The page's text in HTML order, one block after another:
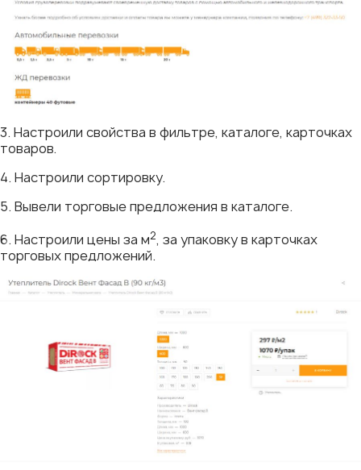
3. Настроили свойства в фильтре, каталоге, карточках
товаров.
4. Настроили сортировку.
5. Вывели торговые предложения в каталоге.
6. Настроили цены за м2, за упаковку в карточках
торговых предложений.